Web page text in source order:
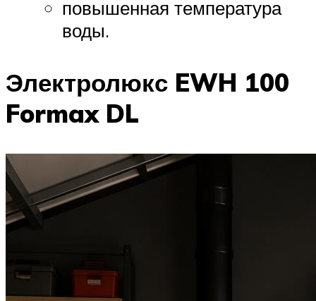
повышенная температура
воды.
Электролюкс EWH 100
Formax DL